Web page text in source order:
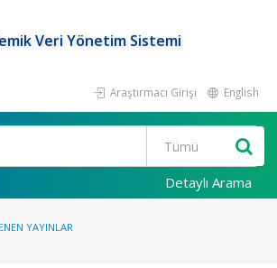
Veri Yönetim Sistemi
Araştırmacı Girişi English
Detaylı Arama
YAYINLAR